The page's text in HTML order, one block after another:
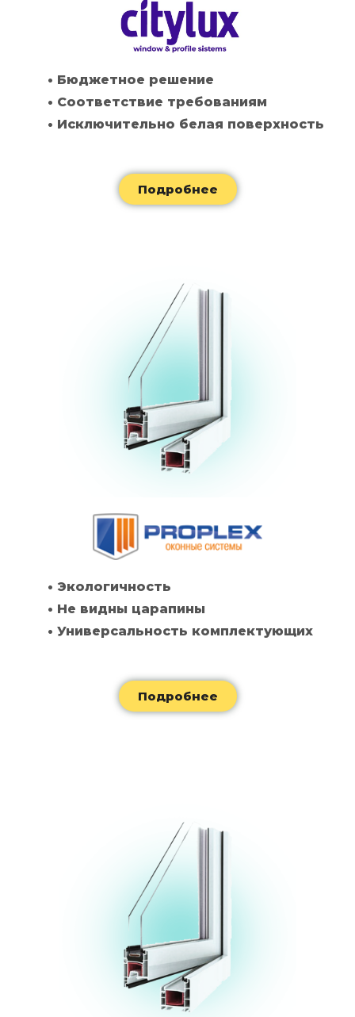
• Бюджетное решение
• Соответствие требованиям
• Исключительно белая поверхность
Подробнее
• Экологичность
• Не видны царапины
• Универсальность комплектующих
Подробнее